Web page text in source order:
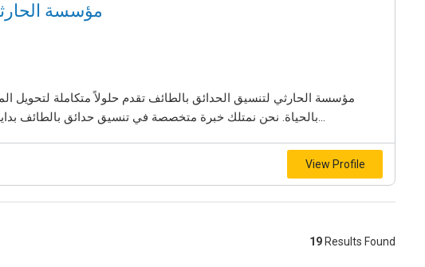
مؤسسة
مؤسسة الحارثي لتنسيق الحدائق بالطائف تقدم حلولاً متكاملة لتحويل
بالحياة. نحن نمتلك خبرة متخصصة في تنسيق حدائق بالطائف بدايةً من تخطيط وتصميم المساحات، مرورًا...
View Profile
19 Results Found